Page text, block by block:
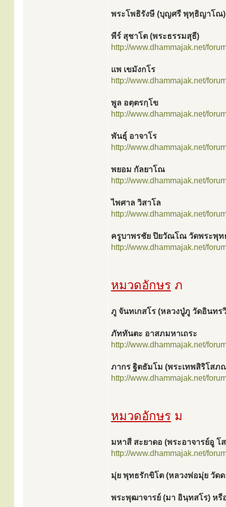
พระโพธิรังษี (บุญศรี พุทฺธิญาโณ
พีร์ สุชาโต (พระธรรมสุธี)
http://www.dhammajak.net/
แพ เขมังกโร
http://www.dhammajak.net/
พูล อตฺตรกฺโข
http://www.dhammajak.net/
พันธุ์ อาจาโร
http://www.dhammajak.net/
พยอม กัลยาโณ
http://www.dhammajak.net/
ไพศาล วิสาโล
http://www.dhammajak.net/
ครูบาพรชัย ปิยวัณโณ วัดพระพุท
http://www.dhammajak.net/
หมวดอักษร ภ
ภู จันทเกสโร (หลวงปู่ภู วัดอินทร
ภัททันตะ อาสภมหาเถระ
http://www.dhammajak.net/
ภากร ฐิตธัมโม (พระเทพสิริโสภ
http://www.dhammajak.net/
หมวดอักษร ม
มหาสี สะยาดอ (พระอาจารย์อู
http://www.dhammajak.net/
มุ่ย พุทธรักขิโต (หลวงพ่อมุ่ย วัด
พระพุฒาจารย์ (มา อินฺทสโร) หรื